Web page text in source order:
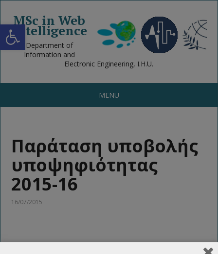
Open toolbarMSc in Web
Intelligence
Department of
Information and
Electronic Engineering, I.H.U.
MENU
Παράταση υποβολής
υποψηφιότητας
2015-16
16/07/2015
LATEST ANNOUNCEMENTS